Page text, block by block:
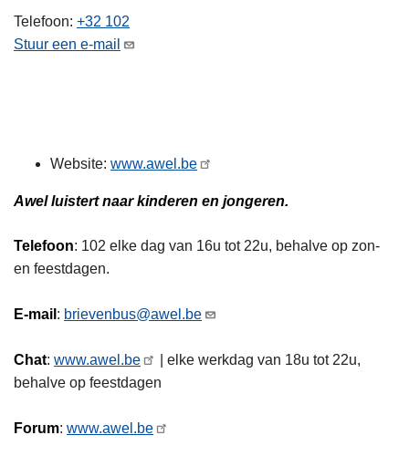
Telefoon +32 102
Stuur een e-mail
Website: www.awel.be
Awel luistert naar kinderen en jongeren.
Telefoon: 102 elke dag van 16u tot 22u, behalve op zon-
en feestdagen.
E-mail : brievenbus@awel.be
Chat: www.awel.be
| elke werkdag van 18u tot 22u,
behalve op feestdagen
Forum: www.awel.be